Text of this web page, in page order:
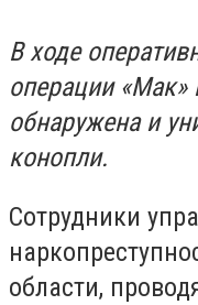
В ходе
операции
обнаружена и
конопли.
Сотрудники
области,